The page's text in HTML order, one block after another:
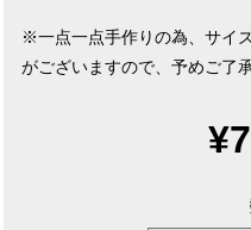
※一点一点手作りの為、サイ
がございますので、予めご了